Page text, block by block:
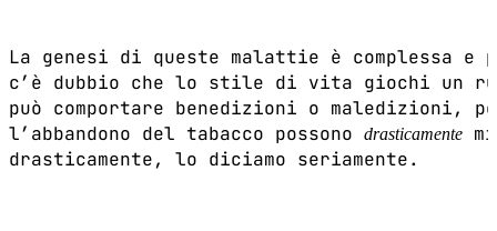
La genesi di queste malattie è
c’è dubbio che lo stile di vita giochi un
può comportare benedizioni o
l’abbandono del tabacco possono
drasticamente
drasticamente, lo diciamo seriamente.